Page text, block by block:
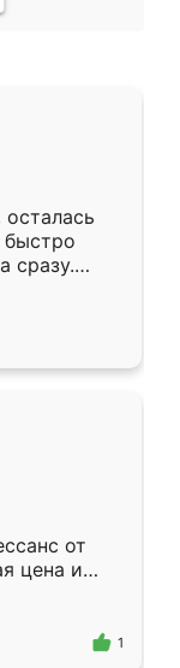
сразу.
к
Собрали
даже
от
цена и
1